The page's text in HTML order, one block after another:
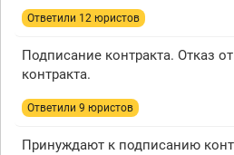
Ответили 12 юристов
Подписание контракта. Отказ
контракта.
Ответили 9 юристов
Принуждают к подписанию